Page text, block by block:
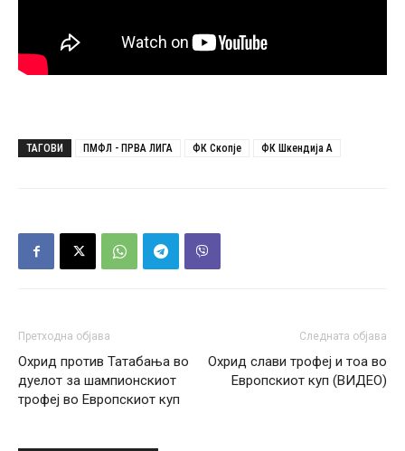
ТАГОВИ ПМФЛ - ПРВА ЛИГА ФК Скопје ФК Шкендија А
Претходна објава
Охрид против Татабања во
дуелот за шампионскиот
трофеј во Европскиот куп
Следната објава
Охрид слави трофеј и тоа во
Европскиот куп (ВИДЕО)